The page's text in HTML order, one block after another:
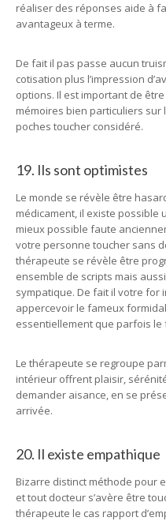
réaliser des réponses aide à
avantageux à terme.
De fait il pas passe aucun
cotisation plus l’impression
options. Il est important de
mémoires bien particuliers
poches toucher considéré.
19. Ils sont optimistes
Le monde se révèle être
médicament, il existe
mieux possible faute
votre personne toucher sans
thérapeute se révèle être
ensemble de scripts mais
sympatique. De fait il votre
appercevoir le fameux
essentiellement que parfois le
Le thérapeute se regroupe
intérieur offrent plaisir,
demander aisance, en se
arrivée.
20. Il existe empathique
Bizarre distinct méthode pour
et tout docteur s’avère être
thérapeute le cas rapport